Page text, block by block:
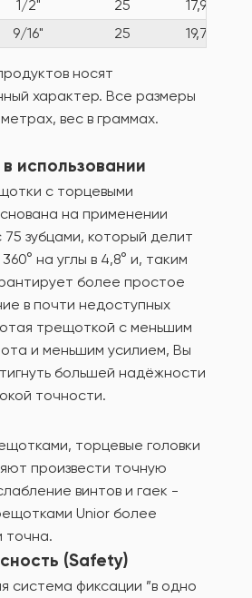
1/2" 25
17,9
9/16" 25 19,7
носят
характер. Все размеры
вес в граммах.
использовании
с торцевыми
на применении
75 зубцами, который делит
на углы в 4,8° и, таким
более простое
в почти недоступных
трещоткой с меньшим
и меньшим усилием, Вы
большей надёжности
точности.
торцевые головки
произвести точную
винтов и гаек -
Unior более
точна.
(Safety)
система фиксации ”в одно